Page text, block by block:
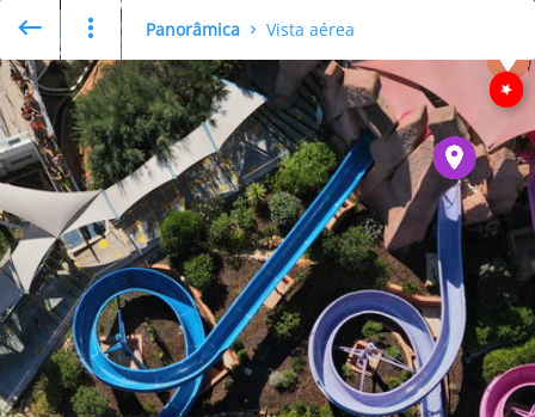
Panorâmica Vista aérea